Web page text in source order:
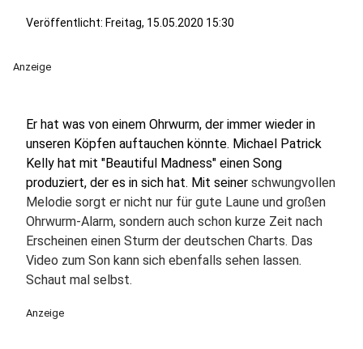
Veröffentlicht: Freitag, 15.05.2020 15:30
Anzeige
Er hat was von einem Ohrwurm, der immer wieder in
unseren Köpfen auftauchen könnte. Michael Patrick
Kelly hat mit "Beautiful Madness" einen Song
produziert, der es in sich hat. Mit seiner schwungvollen
Melodie sorgt er nicht nur für gute Laune und großen
Ohrwurm-Alarm, sondern auch schon kurze Zeit nach
Erscheinen einen Sturm der deutschen Charts. Das
Video zum Son kann sich ebenfalls sehen lassen.
Schaut mal selbst.
Anzeige